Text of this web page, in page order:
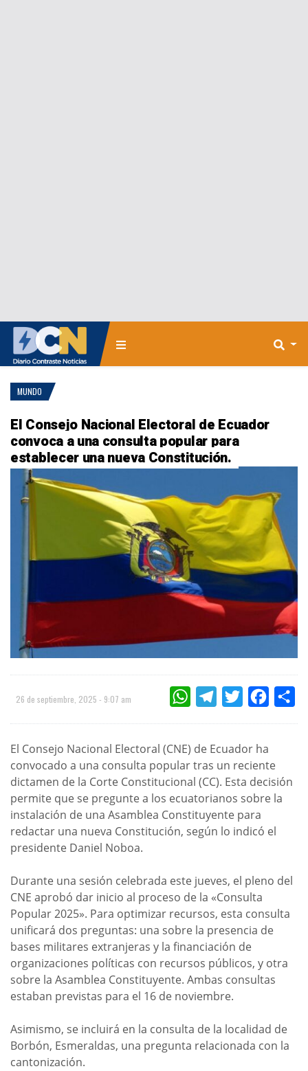
MUNDO
El Consejo Nacional Electoral de Ecuador
convoca a una consulta popular para
establecer una nueva Constitución.
26 de septiembre, 2025 - 9:07 am WHATSAPPTELEGRAMTWITTER
El Consejo Nacional Electoral (CNE) de Ecuador ha
convocado a una consulta popular tras un reciente
dictamen de la Corte Constitucional (CC). Esta decisión
permite que se pregunte a los ecuatorianos sobre la
instalación de una Asamblea Constituyente para
redactar una nueva Constitución, según lo indicó el
presidente Daniel Noboa.
Durante una sesión celebrada este jueves, el pleno del
CNE aprobó dar inicio al proceso de la «Consulta
Popular 2025». Para optimizar recursos, esta consulta
unificará dos preguntas: una sobre la presencia de
bases militares extranjeras y la financiación de
organizaciones políticas con recursos públicos, y otra
sobre la Asamblea Constituyente. Ambas consultas
estaban previstas para el 16 de noviembre.
Asimismo, se incluirá en la consulta de la localidad de
Borbón, Esmeraldas, una pregunta relacionada con la
cantonización.